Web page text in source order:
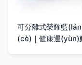
可分離式榮耀藍
(cè)｜健康運(yùn)